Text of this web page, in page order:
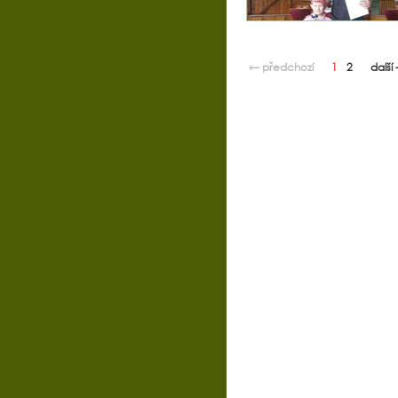
← předchozí 1 2